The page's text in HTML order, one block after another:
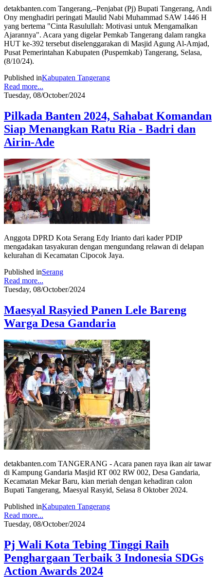
detakbanten.com Tangerang,–Penjabat (Pj) Bupati Tangerang, Andi
Ony menghadiri peringati Maulid Nabi Muhammad SAW 1446 H
yang bertema "Cinta Rasulullah: Motivasi untuk Mengamalkan
Ajarannya". Acara yang digelar Pemkab Tangerang dalam rangka
HUT ke-392 tersebut diselenggarakan di Masjid Agung Al-Amjad,
Pusat Pemerintahan Kabupaten (Puspemkab) Tangerang, Selasa,
(8/10/24).
Published inKabupaten Tangerang
Read more...
Tuesday, 08/October/2024
Pilkada Banten 2024, Sahabat Komandan
Siap Menangkan Ratu Ria - Badri dan
Airin-Ade
Anggota DPRD Kota Serang Edy Irianto dari kader PDIP
mengadakan tasyakuran dengan mengundang relawan di delapan
kelurahan di Kecamatan Cipocok Jaya.
Published inSerang
Read more...
Tuesday, 08/October/2024
Maesyal Rasyied Panen Lele Bareng
Warga Desa Gandaria
detakbanten.com TANGERANG - Acara panen raya ikan air tawar
di Kampung Gandaria Masjid RT 002 RW 002, Desa Gandaria,
Kecamatan Mekar Baru, kian meriah dengan kehadiran calon
Bupati Tangerang, Maesyal Rasyid, Selasa 8 Oktober 2024.
Published inKabupaten Tangerang
Read more...
Tuesday, 08/October/2024
Pj Wali Kota Tebing Tinggi Raih
Penghargaan Terbaik 3 Indonesia SDGs
Action Awards 2024